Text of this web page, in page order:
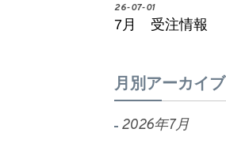
26-07-01
7月 受注情報
月別アーカイブ
2026年7月